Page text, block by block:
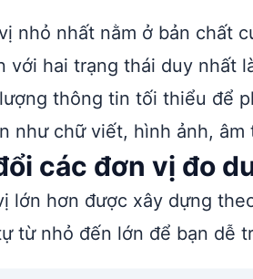
nhỏ nhất nằm ở bản chất
với hai trạng thái duy nhất
thông tin tối thiểu để
như chữ viết, hình ảnh,
các đơn vị đo
lớn hơn được xây dựng
từ nhỏ đến lớn để bạn dễ